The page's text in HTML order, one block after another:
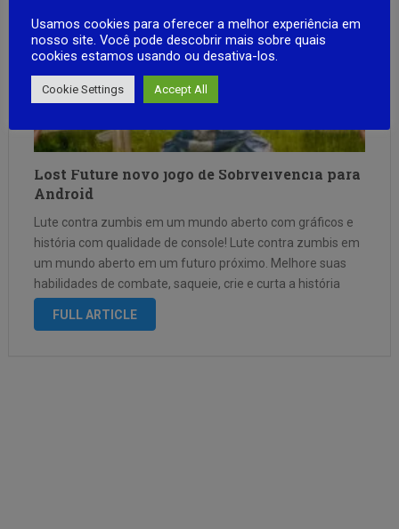
Lost Future novo jogo de Sobrveivencia para
Android
Lute contra zumbis em um mundo aberto com gráficos e
história com qualidade de console! Lute contra zumbis em
um mundo aberto em um futuro próximo. Melhore suas
habilidades de combate, saqueie, crie e curta a história
profunda, animações espetaculares e gráficos realistas
FULL ARTICLE
Usamos cookies para oferecer a melhor experiência em
nosso site. Você pode descobrir mais sobre quais
cookies estamos usando ou desativa-los.
Cookie Settings Accept All